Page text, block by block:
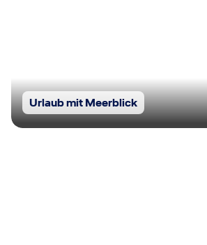
Urlaub mit Meerblick